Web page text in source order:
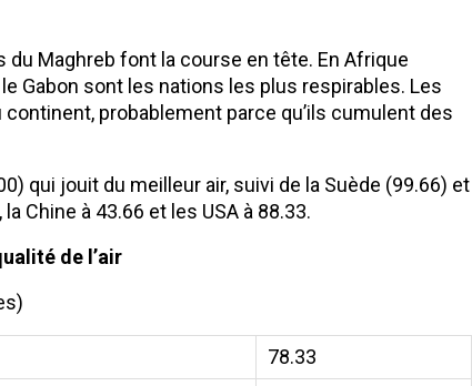
du Maghreb font la course en tête. En Afrique
Gabon sont les nations les plus respirables. Les
probablement parce qu’ils cumulent des
qui jouit du meilleur air, suivi de la Suède (99.66) et
Chine à 43.66 et les USA à 88.33.
de l’air
78.33